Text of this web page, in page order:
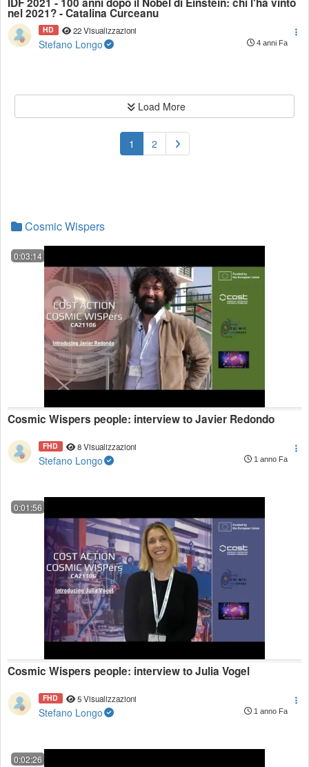
nel 2021? - Catalina Curceanu
HD 22 Visualizzazioni
Stefano Longo 4 anni Fa
Load More
1 (current)
2
Cosmic Wispers
0:03:14
Cosmic Wispers people: interview to Javier Redondo
FHD 8 Visualizzazioni
Stefano Longo 1 anno Fa
0:01:56
Cosmic Wispers people: interview to Julia Vogel
FHD 5 Visualizzazioni
Stefano Longo 1 anno Fa
0:02:26